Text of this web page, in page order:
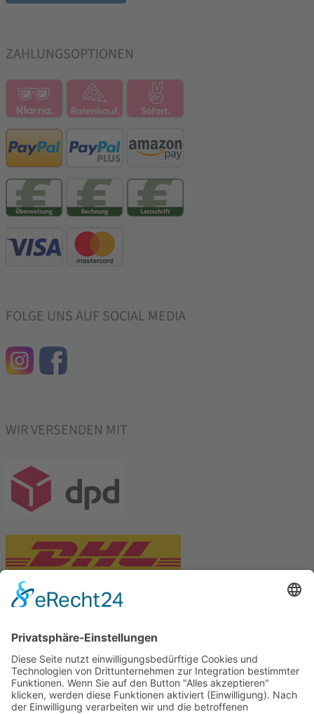
ZAHLUNGSOPTIONEN
FOLGE UNS AUF SOCIAL MEDIA
WIR VERSENDEN MIT
Tekal – Textile Lebensqualität
Exklusive moderne & Orientteppiche
Feuerwerk XXL